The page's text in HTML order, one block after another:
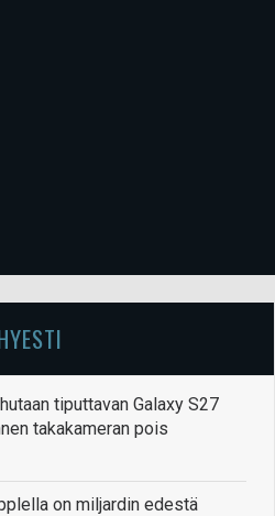
tiputtavan Galaxy S27
takakameran pois
on miljardin edestä